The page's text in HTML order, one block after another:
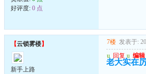
好评度: 0 点
【云锁雾楼】
新手上路
7楼 发表于:
u 回复 u 编辑
老大实在